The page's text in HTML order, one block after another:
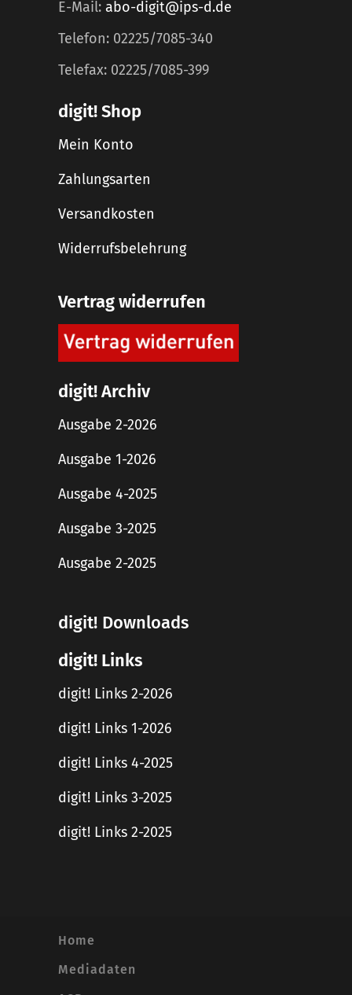
E-Mail: abo-digit@ips-d.de
Telefon: 02225/7085-340
Telefax: 02225/7085-399
digit! Shop
Mein Konto
Zahlungsarten
Versandkosten
Widerrufsbelehrung
Vertrag widerrufen
digit! Archiv
Ausgabe 2-2026
Ausgabe 1-2026
Ausgabe 4-2025
Ausgabe 3-2025
Ausgabe 2-2025
digit! Downloads
digit! Links
digit! Links 2-2026
digit! Links 1-2026
digit! Links 4-2025
digit! Links 3-2025
digit! Links 2-2025
Home
Mediadaten